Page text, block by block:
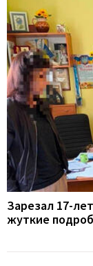
Зарезал 17-
жуткие